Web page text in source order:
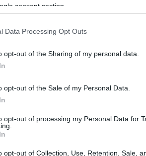
consent section.
Data Processing Opt Outs
opt-out of the Sharing of my personal data.
opt-out of the Sale of my Personal Data.
opt-out of processing my Personal Data for
opt-out of Collection, Use, Retention, Sale,
ღირებულება
ბოსტნეულია,
გარეშე არჩევანია. ის
დამატებად აქცევს.
ვიტამინებით. A ვიტამინი ხელს
სისხლის შედედებას. ის
ჯანმრთელობისთვის.
კალორიას შეიცავს,
ანტიოქსიდანტებს და
ბრძოლაში